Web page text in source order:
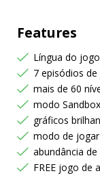
Features
Língua do
7 episódios
mais de 60
modo Sandbox
gráficos
modo de
abundância
FREE jogo de